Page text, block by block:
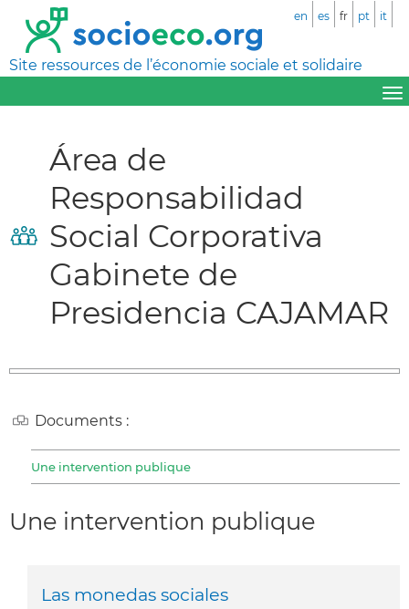
Site ressources de l’économie sociale et solidaire
en es fr pt it
Área de
Responsabilidad
Social Corporativa
Gabinete de
Presidencia CAJAMAR
Documents :
Une intervention publique
Une intervention publique
Las monedas sociales